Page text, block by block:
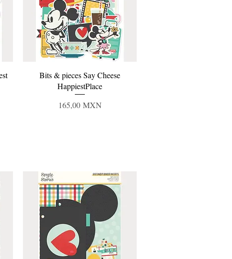
Vista rápida
Bits & pieces Say Cheese
HappiestPlace
Precio
165,00 MXN